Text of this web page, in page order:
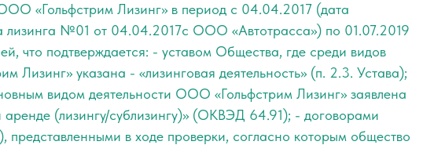
«Гольфстрим Лизинг» в период с 04.04.2017 (дата
лизинга №01 от 04.04.2017с ООО «Автотрасса») по 01.07.2019
что подтверждается: - уставом Общества, где среди видов
Лизинг» указана - «лизинговая деятельность» (п. 2.3. Устава);
видом деятельности ООО «Гольфстрим Лизинг» заявлена
аренде (лизингу/сублизингу)» (ОКВЭД 64.91); - договорами
представленными в ходе проверки, согласно которым общество